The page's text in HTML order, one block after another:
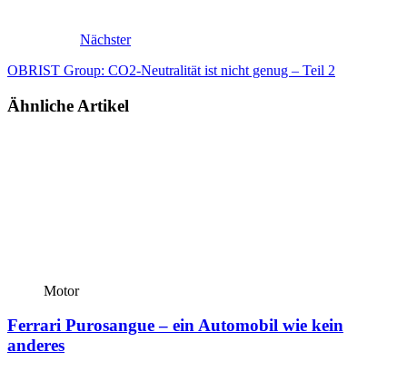
Nächster
OBRIST Group: CO2-Neutralität ist nicht genug – Teil 2
Ähnliche Artikel
Motor
Ferrari Purosangue – ein Automobil wie kein
anderes